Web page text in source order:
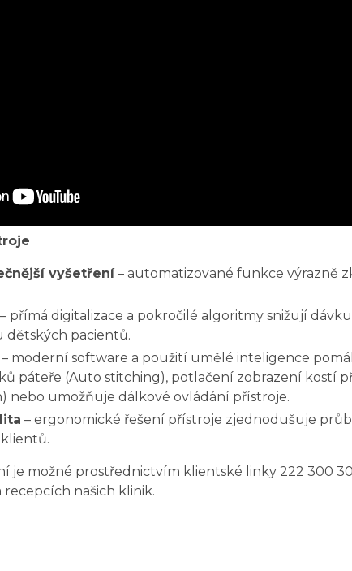
vyšetření– automatizované funkce výrazně
– přímá digitalizace a pokročilé algoritmy snižují
dětských pacientů.
– moderní software a použití umělé inteligence
páteře (Auto stitching), potlačení zobrazení kostí
nebo umožňuje dálkové ovládání přístroje.
– ergonomické řešení přístroje zjednodušuje
je možné prostřednictvím klientské linky 222 300
našich klinik.